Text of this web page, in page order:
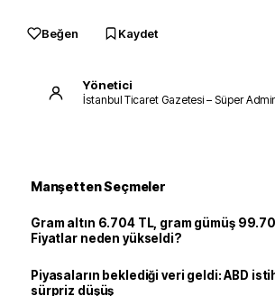
Beğen Kaydet
Yönetici
İstanbul Ticaret Gazetesi – Süper
Manşetten Seçmeler
Gram altın 6.704 TL, gram gümüş
Fiyatlar neden yükseldi?
Piyasaların beklediği veri geldi: ABD
sürpriz düşüş